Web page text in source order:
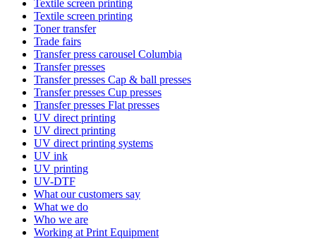
Textile screen printing
Textile screen printing
Toner transfer
Trade fairs
Transfer press carousel Columbia
Transfer presses
Transfer presses Cap & ball presses
Transfer presses Cup presses
Transfer presses Flat presses
UV direct printing
UV direct printing
UV direct printing systems
UV ink
UV printing
UV-DTF
What our customers say
What we do
Who we are
Working at Print Equipment